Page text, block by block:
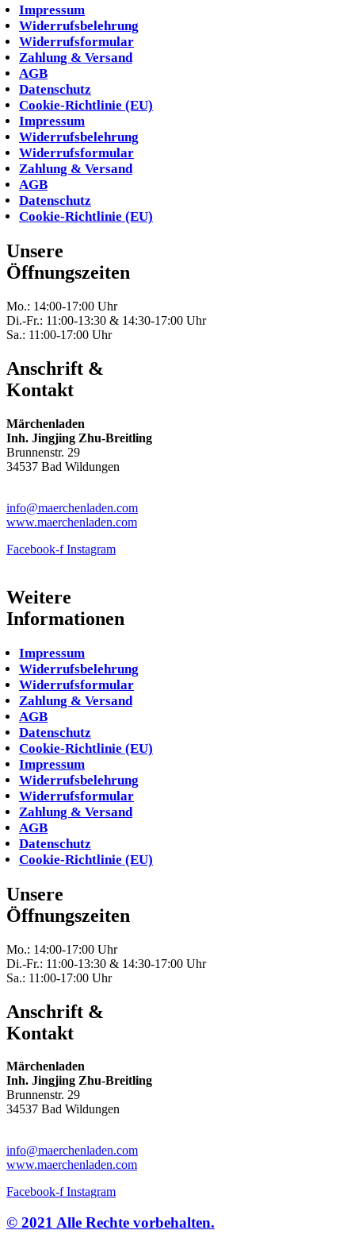
Impressum
Widerrufsbelehrung
Widerrufsformular
Zahlung & Versand
AGB
Datenschutz
Cookie-Richtlinie (EU)
Impressum
Widerrufsbelehrung
Widerrufsformular
Zahlung & Versand
AGB
Datenschutz
Cookie-Richtlinie (EU)
Unsere
Öffnungszeiten
Mo.: 14:00-17:00 Uhr
Di.-Fr.: 11:00-13:30 & 14:30-17:00 Uhr
Sa.: 11:00-17:00 Uhr
Anschrift &
Kontakt
Märchenladen
Inh. Jingjing Zhu-Breitling
Brunnenstr. 29
34537 Bad Wildungen
info@maerchenladen.com
www.maerchenladen.com
Facebook-f Instagram
Weitere
Informationen
Impressum
Widerrufsbelehrung
Widerrufsformular
Zahlung & Versand
AGB
Datenschutz
Cookie-Richtlinie (EU)
Impressum
Widerrufsbelehrung
Widerrufsformular
Zahlung & Versand
AGB
Datenschutz
Cookie-Richtlinie (EU)
Unsere
Öffnungszeiten
Mo.: 14:00-17:00 Uhr
Di.-Fr.: 11:00-13:30 & 14:30-17:00 Uhr
Sa.: 11:00-17:00 Uhr
Anschrift &
Kontakt
Märchenladen
Inh. Jingjing Zhu-Breitling
Brunnenstr. 29
34537 Bad Wildungen
info@maerchenladen.com
www.maerchenladen.com
Facebook-f Instagram
© 2021 Alle Rechte vorbehalten.